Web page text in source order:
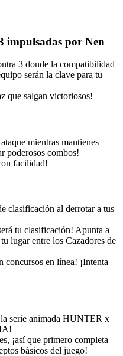
impulsadas por Nen
3 donde la compatibilidad
serán la clave para tu
que salgan victoriosos!
mientras mantienes
poderosos combos!
facilidad!
clasificación al derrotar a tus
tu clasificación! Apunta a
lugar entre los Cazadores de
concursos en línea! ¡Intenta
la serie animada HUNTER x
¡así que primero completa
básicos del juego!